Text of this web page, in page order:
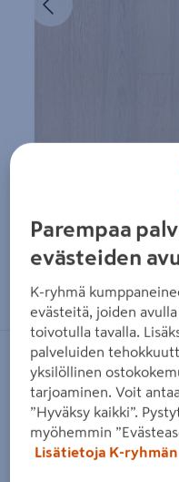
Kevytpuulattia
Inverno
harjattu
CELLO
Parempaa
evästeiden
K-ryhmä
evästeitä, joiden
toivotulla tavalla.
palveluiden
yksilöllinen
tarjoaminen. Voit
”Hyväksy kaikki”.
myöhemmin
Lisätietoja K-